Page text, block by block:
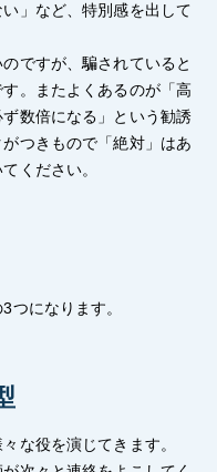
」など、特別感を出して
ですが、騙されていると
。またよくあるのが「高
数倍になる」という勧誘
つきもので「絶対」はあ
ください。
つになります。
な役を演じてきます。